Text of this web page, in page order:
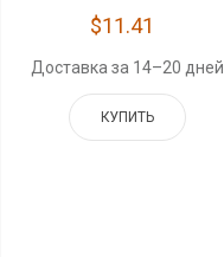
$11.41
Доставка за 14–20 дней
КУПИТЬ